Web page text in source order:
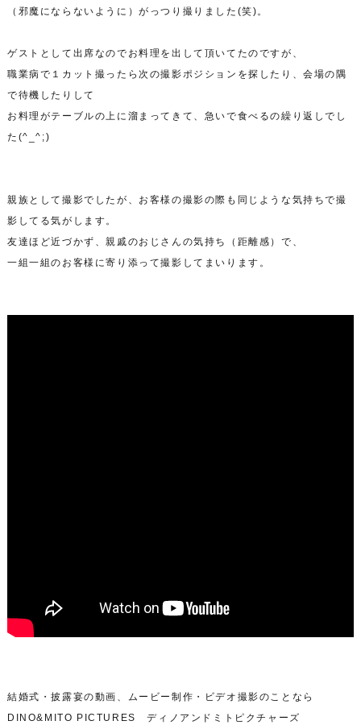
（邪魔にならないように）がっつり撮りました(笑)。
ゲストとして出席なのでお料理を出して頂いてたのですが、
職業病で１カット撮ったら次の撮影ポジションを探したり、会場の隅
で待機したりして
お料理がテーブルの上に溜まってきて、急いで食べるの繰り返しでし
た(^_^;)
親族として撮影でしたが、お客様の撮影の際も同じような気持ちで撮
影してる気がします。
友達ほど近づかず、親戚のおじさんの気持ち（距離感）で、
一組一組のお客様に寄り添って撮影してまいります。
結婚式・披露宴の動画、ムービー制作・ビデオ撮影のことなら
DINO&MITO PICTURES ディノアンドミトピクチャーズ